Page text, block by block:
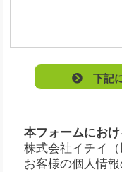
下記に
本フォームにお
株式会社イチイ
お客様の個人情